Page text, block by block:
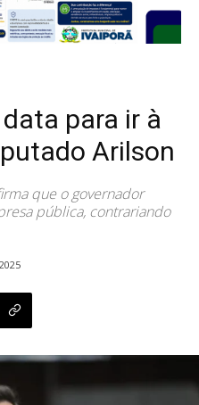
para ir à
Arilson
que o governador
pública, contrariando